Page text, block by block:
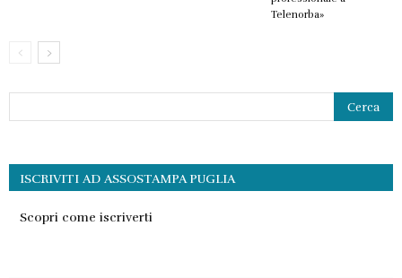
Telenorba»
ISCRIVITI AD ASSOSTAMPA PUGLIA
Scopri come iscriverti